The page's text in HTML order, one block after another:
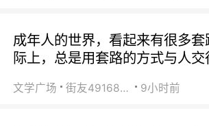
成年人的世界，看起来有很多
际上，总是用套路的方式与人
文学广场 街友49168527 9小时前